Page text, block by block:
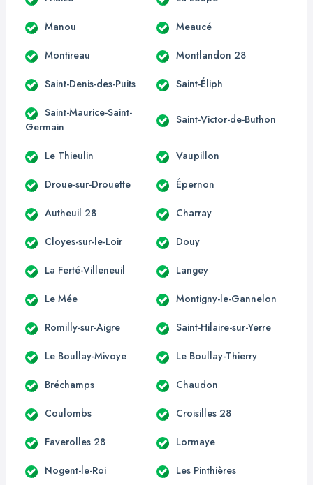
Manou Meaucé
Montireau Montlandon 28
Saint-Denis-des-Puits Saint-Éliph
Saint-Maurice-Saint-
Germain
Saint-Victor-de-Buthon
Le Thieulin Vaupillon
Droue-sur-Drouette Épernon
Autheuil 28 Charray
Cloyes-sur-le-Loir Douy
La Ferté-Villeneuil Langey
Le Mée Montigny-le-Gannelon
Romilly-sur-Aigre Saint-Hilaire-sur-Yerre
Le Boullay-Mivoye Le Boullay-Thierry
Bréchamps Chaudon
Coulombs Croisilles 28
Faverolles 28 Lormaye
Nogent-le-Roi Les Pinthières